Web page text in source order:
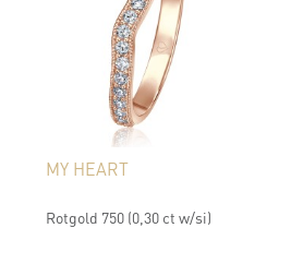
MY HEART
Rotgold 750 (0,30 ct w/si)